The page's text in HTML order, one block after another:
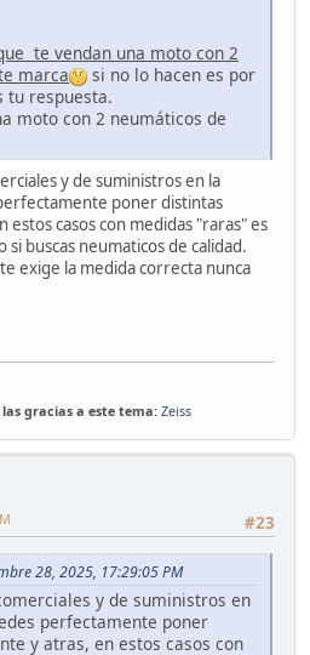
te vendan una moto con 2
marca
si no lo hacen es por
tu respuesta.
moto con 2 neumáticos de
y de suministros en la
poner distintas
estos casos con medidas "raras" es
buscas neumaticos de calidad.
exige la medida correcta nunca
gracias a este tema: Zeiss
#23
28, 2025, 17:29:05 PM
y de suministros en
perfectamente poner
y atras, en estos casos con